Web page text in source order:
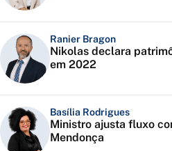
Ranier Bragon
Nikolas declara
em 2022
Basília Rodrigues
Ministro ajusta fluxo
Mendonça